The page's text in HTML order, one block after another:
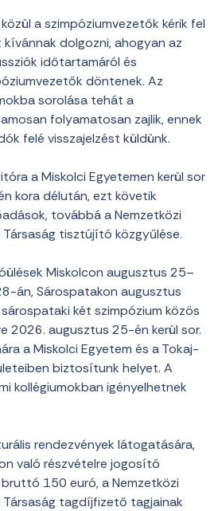
a szimpóziumvezetők kérik fel
dolgozni, ahogyan az
időtartamáról és
döntenek. Az
sorolása tehát a
folyamatosan zajlik, ennek
felé visszajelzést küldünk.
a Miskolci Egyetemen kerül sor
kora délután, ezt követik
továbbá a Nemzetközi
tisztújító közgyűlése.
Miskolcon augusztus 25–
án, Sárospatakon augusztus
két szimpózium közös
2026. augusztus 25-én kerül sor.
a Miskolci Egyetem és a Tokaj-
biztosítunk helyet. A
kollégiumokban igényelhetnek
rendezvények látogatására,
való részvételre jogosító
150 euró, a Nemzetközi
tagdíjfizető tagjainak